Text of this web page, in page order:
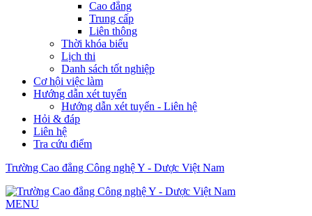
Cao đẳng
Trung cấp
Liên thông
Thời khóa biểu
Lịch thi
Danh sách tốt nghiệp
Cơ hội việc làm
Hướng dẫn xét tuyển
Hướng dẫn xét tuyển - Liên hệ
Hỏi & đáp
Liên hệ
Tra cứu điểm
Trường Cao đẳng Công nghệ Y - Dược Việt Nam
MENU